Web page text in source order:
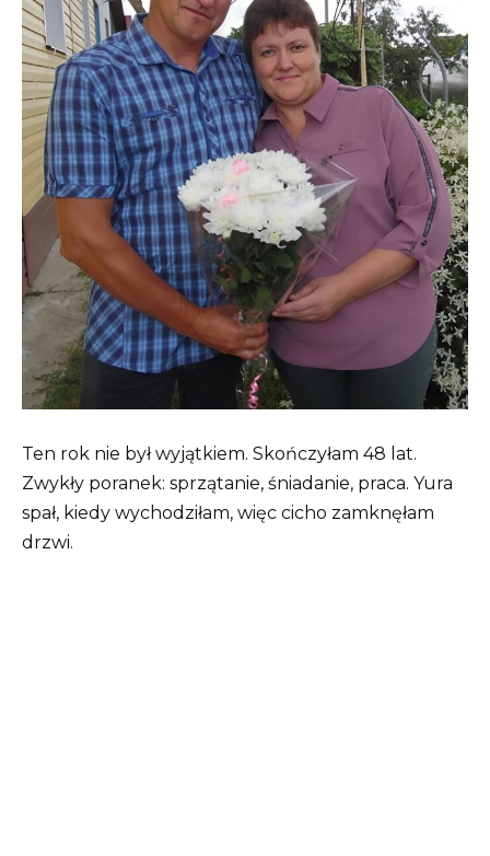
Ten rok nie był wyjątkiem. Skończyłam 48 lat.
Zwykły poranek: sprzątanie, śniadanie, praca. Yura
spał, kiedy wychodziłam, więc cicho zamknęłam
drzwi.